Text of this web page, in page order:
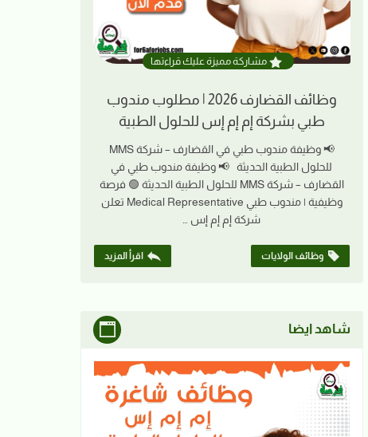
مشاركة مميزة عليك قراءتها
وظائف القضارف 2026 | مطلوب مندوب
طبي بشركة إم إم إس للحلول الطبية
📢 وظيفة مندوب طبي في القضارف – شركة MMS
للحلول الطبية الحديثة 📢 وظيفة مندوب طبي في
القضارف – شركة MMS للحلول الطبية الحديثة 🟢 فرصة
وظيفية | مندوب طبي Medical Representative تعلن
شركة إم إم إس …
وظائف الولايات اقرأ المزيد
شاهد ايضا